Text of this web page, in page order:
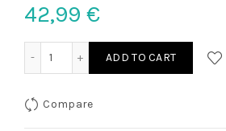
42,99 €
ADD TO CART
Compare